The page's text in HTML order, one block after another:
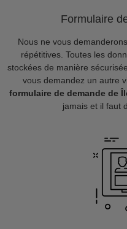
Formulaire
Nous ne vous
répétitives. Toutes les
stockées de manière
vous demandez un autre
formulaire de demande de
jamais et il faut